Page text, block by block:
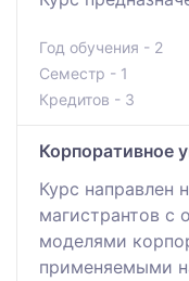
Год обучения - 2
Семестр - 1
Кредитов - 3
Корпоративное
Курс направлен
магистрантов с
моделями
применяемыми